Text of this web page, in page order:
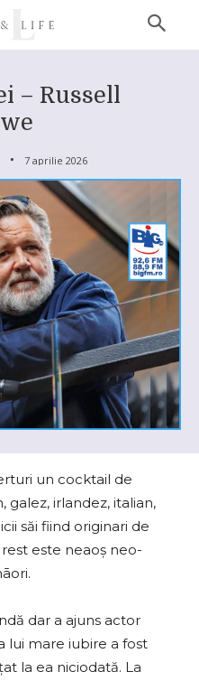
– Russell
7 aprilie 2026
un cocktail de
galez, irlandez, italian,
săi fiind originari de
este neaoş neo-
dar a ajuns actor
lui mare iubire a fost
la ea niciodată. La